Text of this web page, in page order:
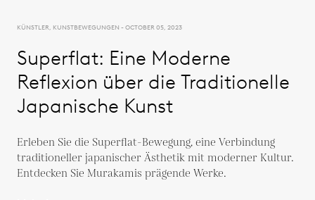
KÜNSTLER, KUNSTBEWEGUNGEN - OCTOBER 05, 2023
Superflat: Eine Moderne
Reflexion über die Traditionelle
Japanische Kunst
Erleben Sie die Superflat-Bewegung, eine Verbindung
traditioneller japanischer Ästhetik mit moderner Kultur.
Entdecken Sie Murakamis prägende Werke.